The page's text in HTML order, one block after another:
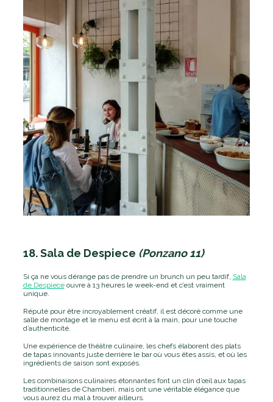
18. Sala de Despiece (Ponzano 11)
Si ça ne vous dérange pas de prendre un brunch un peu tardif, Sala
de Despieceouvre à 13 heures le week-end et c’est vraiment
unique.
Réputé pour être incroyablement créatif, il est décoré comme une
salle de montage et le menu est écrit à la main, pour une touche
d’authenticité.
Une expérience de théâtre culinaire, les chefs élaborent des plats
de tapas innovants juste derrière le bar où vous êtes assis, et où les
ingrédients de saison sont exposés.
Les combinaisons culinaires étonnantes font un clin d’œil aux tapas
traditionnelles de Chamberí, mais ont une véritable élégance que
vous aurez du mal à trouver ailleurs.